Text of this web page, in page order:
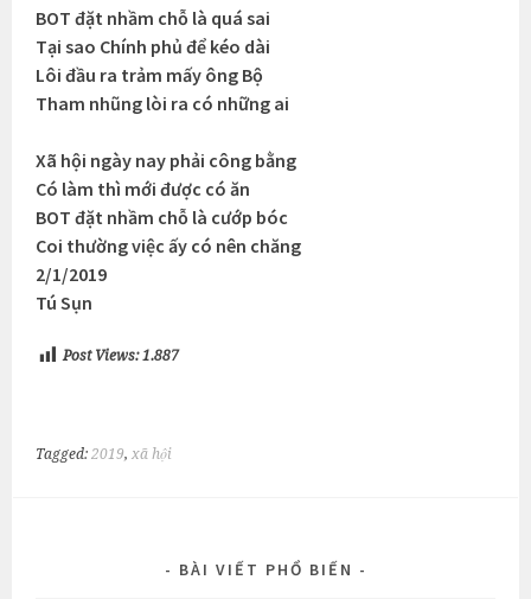
BOT đặt nhầm chỗ là quá sai
Tại sao Chính phủ để kéo dài
Lôi đầu ra trảm mấy ông Bộ
Tham nhũng lòi ra có những ai
Xã hội ngày nay phải công bằng
Có làm thì mới được có ăn
BOT đặt nhầm chỗ là cướp bóc
Coi thường việc ấy có nên chăng
2/1/2019
Tú Sụn
Post Views: 1.887
Tagged:2019, xã hội
BÀI VIẾT PHỔ BIẾN